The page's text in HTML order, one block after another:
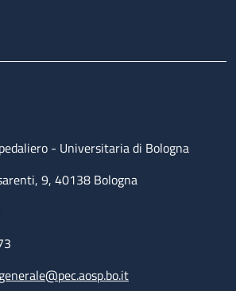
- Universitaria di Bologna
9, 40138 Bologna